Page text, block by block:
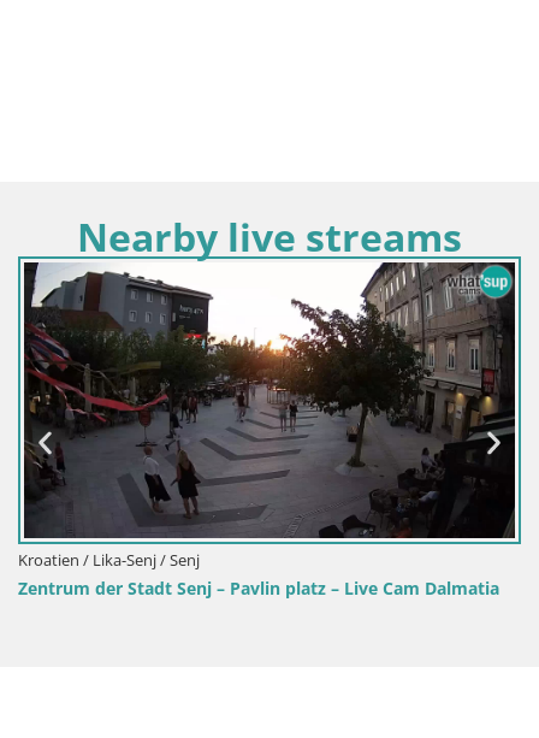
Nearby live streams
Kroatien / Lika-Senj / Senj
Zentrum der Stadt Senj – Pavlin platz – Live Cam Dalmatia